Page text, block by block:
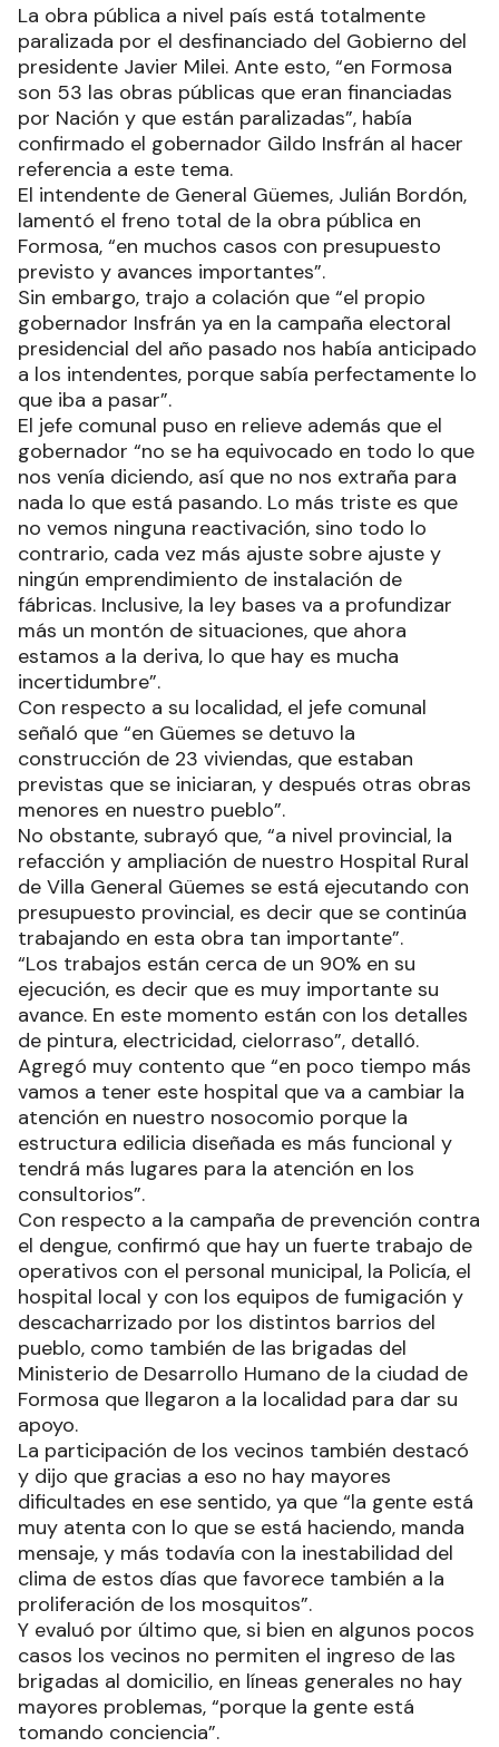
La obra pública a nivel país está totalmente
paralizada por el desfinanciado del Gobierno del
presidente Javier Milei. Ante esto, “en Formosa
son 53 las obras públicas que eran financiadas
por Nación y que están paralizadas”, había
confirmado el gobernador Gildo Insfrán al hacer
referencia a este tema.
El intendente de General Güemes, Julián Bordón,
lamentó el freno total de la obra pública en
Formosa, “en muchos casos con presupuesto
previsto y avances importantes”.
Sin embargo, trajo a colación que “el propio
gobernador Insfrán ya en la campaña electoral
presidencial del año pasado nos había anticipado
a los intendentes, porque sabía perfectamente lo
que iba a pasar”.
El jefe comunal puso en relieve además que el
gobernador “no se ha equivocado en todo lo que
nos venía diciendo, así que no nos extraña para
nada lo que está pasando. Lo más triste es que
no vemos ninguna reactivación, sino todo lo
contrario, cada vez más ajuste sobre ajuste y
ningún emprendimiento de instalación de
fábricas. Inclusive, la ley bases va a profundizar
más un montón de situaciones, que ahora
estamos a la deriva, lo que hay es mucha
incertidumbre”.
Con respecto a su localidad, el jefe comunal
señaló que “en Güemes se detuvo la
construcción de 23 viviendas, que estaban
previstas que se iniciaran, y después otras obras
menores en nuestro pueblo”.
No obstante, subrayó que, “a nivel provincial, la
refacción y ampliación de nuestro Hospital Rural
de Villa General Güemes se está ejecutando con
presupuesto provincial, es decir que se continúa
trabajando en esta obra tan importante”.
“Los trabajos están cerca de un 90% en su
ejecución, es decir que es muy importante su
avance. En este momento están con los detalles
de pintura, electricidad, cielorraso”, detalló.
Agregó muy contento que “en poco tiempo más
vamos a tener este hospital que va a cambiar la
atención en nuestro nosocomio porque la
estructura edilicia diseñada es más funcional y
tendrá más lugares para la atención en los
consultorios”.
Con respecto a la campaña de prevención contra
el dengue, confirmó que hay un fuerte trabajo de
operativos con el personal municipal, la Policía, el
hospital local y con los equipos de fumigación y
descacharrizado por los distintos barrios del
pueblo, como también de las brigadas del
Ministerio de Desarrollo Humano de la ciudad de
Formosa que llegaron a la localidad para dar su
apoyo.
La participación de los vecinos también destacó
y dijo que gracias a eso no hay mayores
dificultades en ese sentido, ya que “la gente está
muy atenta con lo que se está haciendo, manda
mensaje, y más todavía con la inestabilidad del
clima de estos días que favorece también a la
proliferación de los mosquitos”.
Y evaluó por último que, si bien en algunos pocos
casos los vecinos no permiten el ingreso de las
brigadas al domicilio, en líneas generales no hay
mayores problemas, “porque la gente está
tomando conciencia”.